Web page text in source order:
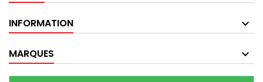
INFORMATION
MARQUES